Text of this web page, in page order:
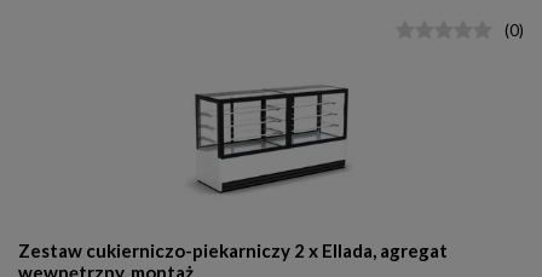
Zestaw cukierniczo-piekarniczy 2 x Ellada, agregat
wewnętrzny, montaż
(0)